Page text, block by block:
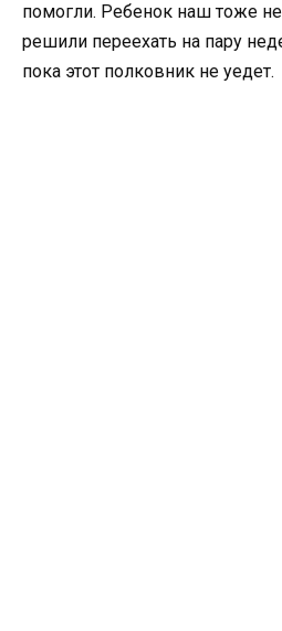
помогли. Ребенок наш тоже
решили переехать на пару
пока этот полковник не уедет.